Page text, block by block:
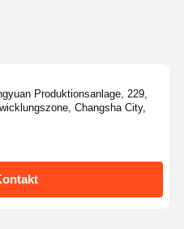
Produktionsanlage, 229,
Changsha City,